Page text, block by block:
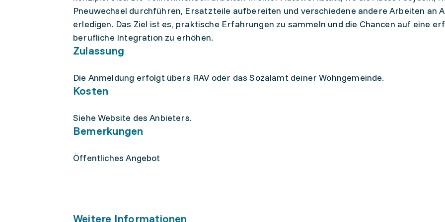
Pneuwechsel durchführen, Ersatzteile aufbereiten und verschiedene andere Arbeiten an
erledigen. Das Ziel ist es, praktische Erfahrungen zu sammeln und die Chancen auf eine
berufliche Integration zu erhöhen.
Zulassung
Die Anmeldung erfolgt übers RAV oder das Sozalamt deiner Wohngemeinde.
Kosten
Siehe Website des Anbieters.
Bemerkungen
Öffentliches Angebot
Weitere Informationen